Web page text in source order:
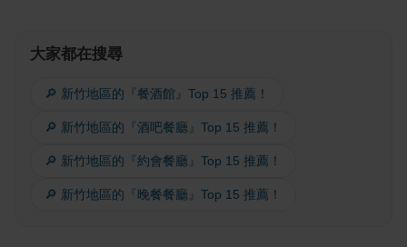
大家都在搜尋
🔎 新竹地區的『餐酒館』Top 15 推薦！
🔎 新竹地區的『酒吧餐廳』Top 15 推薦！
🔎 新竹地區的『約會餐廳』Top 15 推薦！
🔎 新竹地區的『晚餐餐廳』Top 15 推薦！